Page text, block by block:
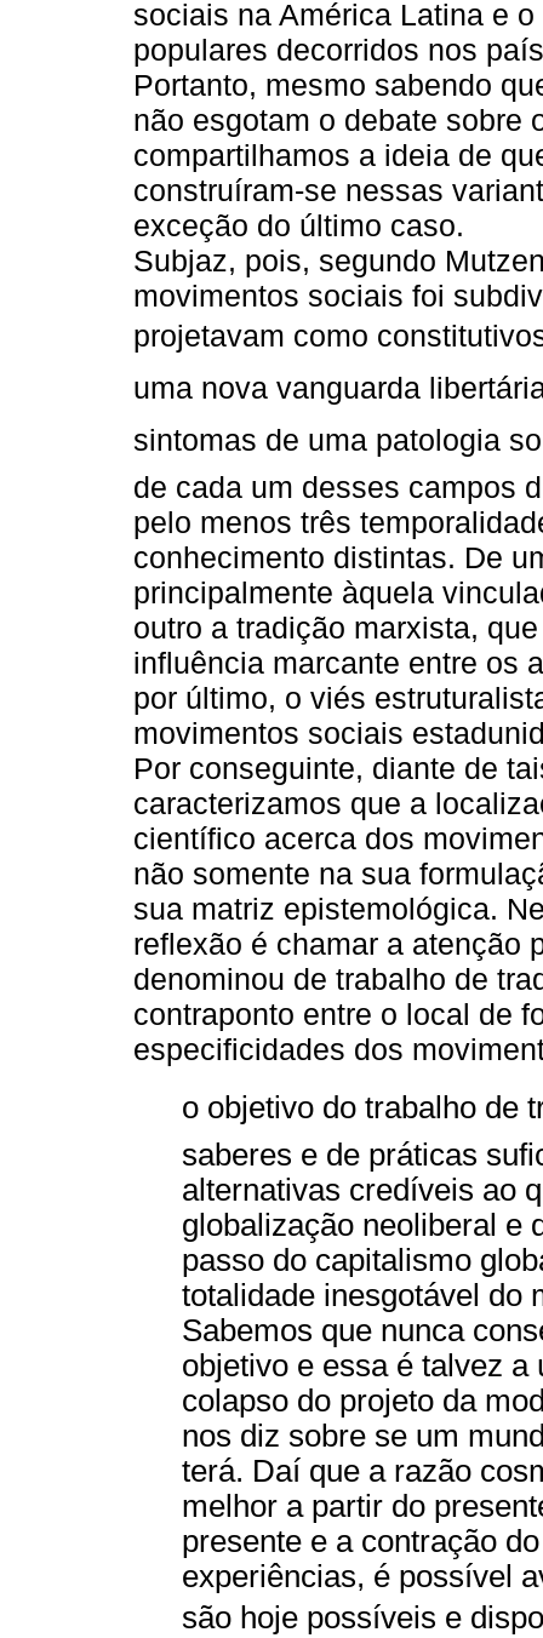
sociais na América Latina e
populares decorridos nos
Portanto, mesmo sabendo
não esgotam o debate sobre
compartilhamos a ideia de
construíram-se nessas
exceção do último caso.
Subjaz, pois, segundo
movimentos sociais foi
projetavam como
uma nova vanguarda
sintomas de uma patologia
de cada um desses campos
pelo menos três
conhecimento distintas. De
principalmente àquela
outro a tradição marxista,
influência marcante entre os
por último, o viés
movimentos sociais
Por conseguinte, diante de
caracterizamos que a
científico acerca dos
não somente na sua
sua matriz epistemológica.
reflexão é chamar a atenção
denominou de trabalho de
contraponto entre o local de
especificidades dos
o objetivo do trabalho
saberes e de práticas
alternativas credíveis ao
globalização neoliberal e
passo do capitalismo
totalidade inesgotável do
Sabemos que nunca
objetivo e essa é talvez
colapso do projeto da
nos diz sobre se um
terá. Daí que a razão
melhor a partir do
presente e a contração
experiências, é possível
são hoje possíveis e